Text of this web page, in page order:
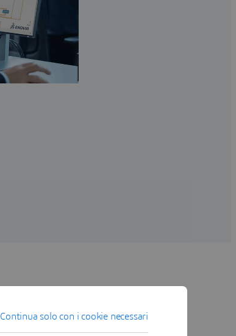
Continua solo con i cookie necessari